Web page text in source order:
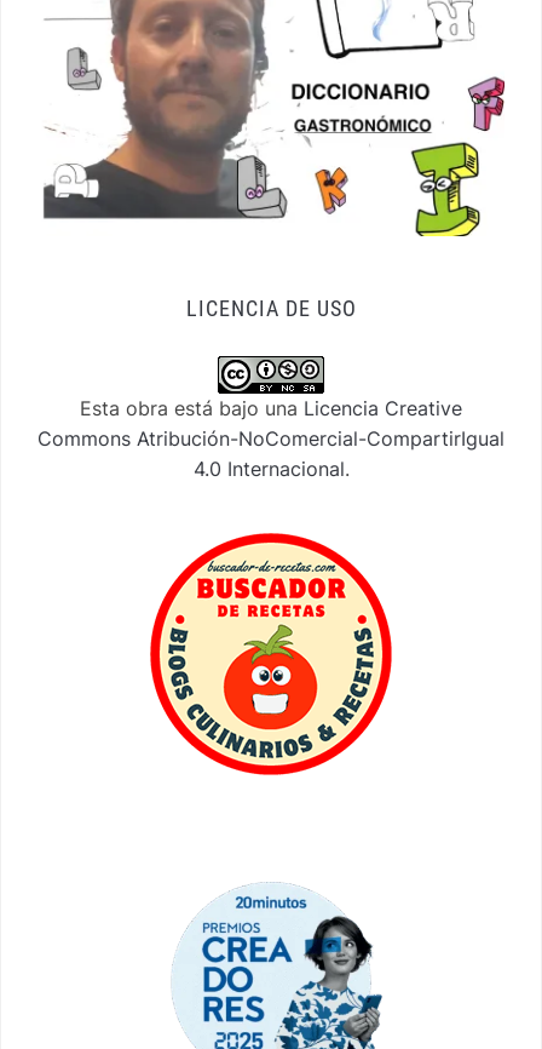
LICENCIA DE USO
Esta obra está bajo una Licencia Creative
Commons Atribución-NoComercial-CompartirIgual
4.0 Internacional.